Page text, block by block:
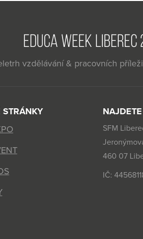
EDUCA WEEK
vzdělávání & pracovních
STRÁNKY
SFM
460 07
IČ: